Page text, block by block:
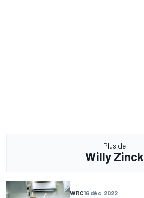
Plus de
Willy Zinck
WRC16 déc. 2022